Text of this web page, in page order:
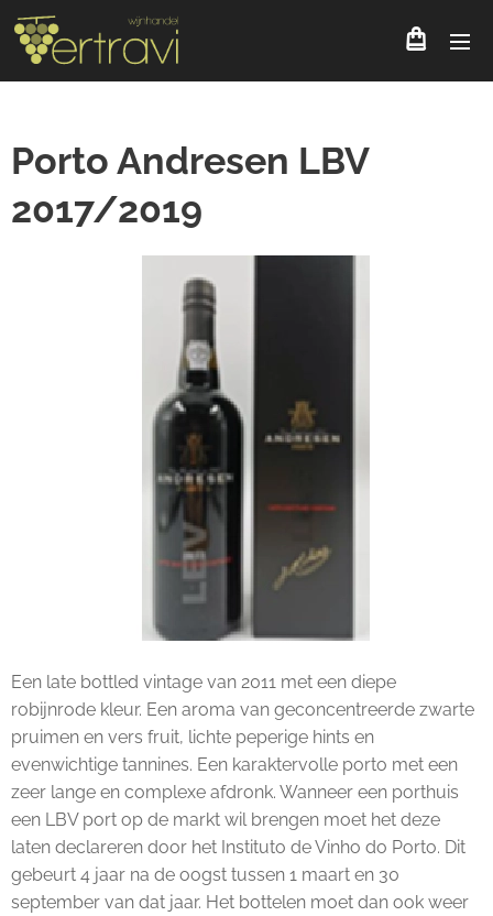
Porto Andresen LBV
2017/2019
Een late bottled vintage van 2011 met een diepe
robijnrode kleur. Een aroma van geconcentreerde zwarte
pruimen en vers fruit, lichte peperige hints en
evenwichtige tannines. Een karaktervolle porto met een
zeer lange en complexe afdronk. Wanneer een porthuis
een LBV port op de markt wil brengen moet het deze
laten declareren door het Instituto de Vinho do Porto. Dit
gebeurt 4 jaar na de oogst tussen 1 maart en 30
september van dat jaar. Het bottelen moet dan ook weer